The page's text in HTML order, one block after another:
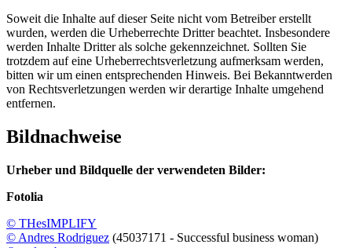
Soweit die Inhalte auf dieser Seite nicht vom Betreiber erstellt
wurden, werden die Urheberrechte Dritter beachtet. Insbesondere
werden Inhalte Dritter als solche gekennzeichnet. Sollten Sie
trotzdem auf eine Urheberrechtsverletzung aufmerksam werden,
bitten wir um einen entsprechenden Hinweis. Bei Bekanntwerden
von Rechtsverletzungen werden wir derartige Inhalte umgehend
entfernen.
Bildnachweise
Urheber und Bildquelle der verwendeten Bilder:
Fotolia
© THesIMPLIFY
© Andres Rodriguez (45037171 - Successful business woman)